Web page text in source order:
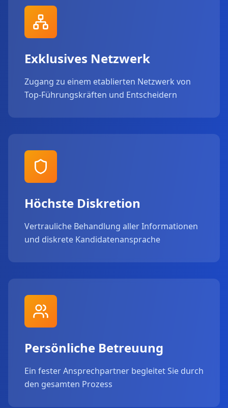
Exklusives Netzwerk
Zugang zu einem etablierten Netzwerk von
Top-Führungskräften und Entscheidern
Höchste Diskretion
Vertrauliche Behandlung aller Informationen
und diskrete Kandidatenansprache
Persönliche Betreuung
Ein fester Ansprechpartner begleitet Sie durch
den gesamten Prozess